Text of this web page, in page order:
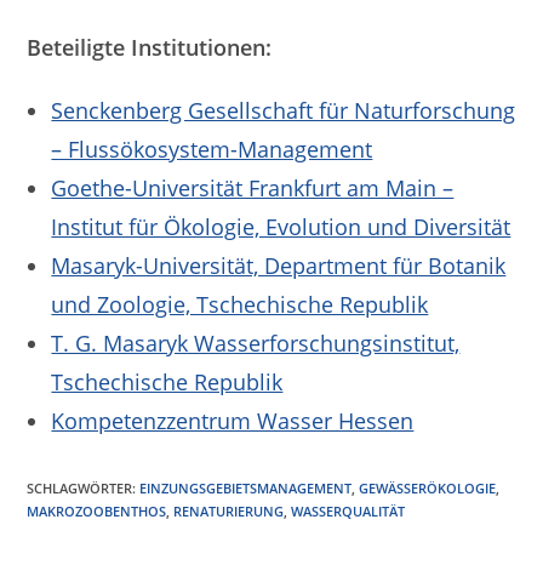
Beteiligte Institutionen:
Senckenberg Gesellschaft für Naturforschung
– Flussökosystem-Management
Goethe-Universität Frankfurt am Main –
Institut für Ökologie, Evolution und Diversität
Masaryk-Universität, Department für Botanik
und Zoologie, Tschechische Republik
T. G. Masaryk Wasserforschungsinstitut,
Tschechische Republik
Kompetenzzentrum Wasser Hessen
SCHLAGWÖRTER: EINZUNGSGEBIETSMANAGEMENT GEWÄSSERÖKOLOGIE
MAKROZOOBENTHOS RENATURIERUNG WASSERQUALITÄT